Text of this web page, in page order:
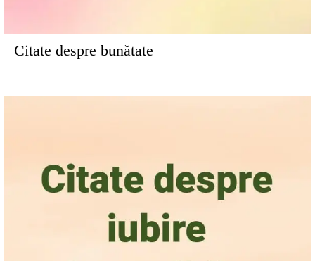
Citate despre bunătate